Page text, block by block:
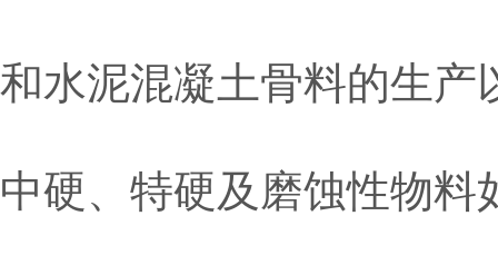
和水泥混凝土骨料的生产
中硬、特硬及磨蚀性物